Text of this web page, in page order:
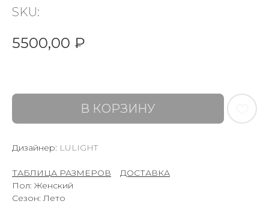
SKU:
5500,00 ₽
В КОРЗИНУ
Дизайнер: LULIGHT
ТАБЛИЦА РАЗМЕРОВ
ДОСТАВКА
Пол: Женский
Сезон: Лето